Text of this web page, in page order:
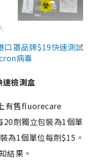
口罩品牌$19快速測試
病毒
檢測盒
有售fluorecare
20劑獨立包裝為1個單
為1個單位每劑$15。
結果。